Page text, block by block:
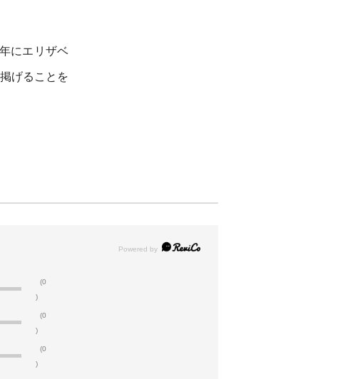
にエリザベ
げることを
(0
)
(0
)
(0
)